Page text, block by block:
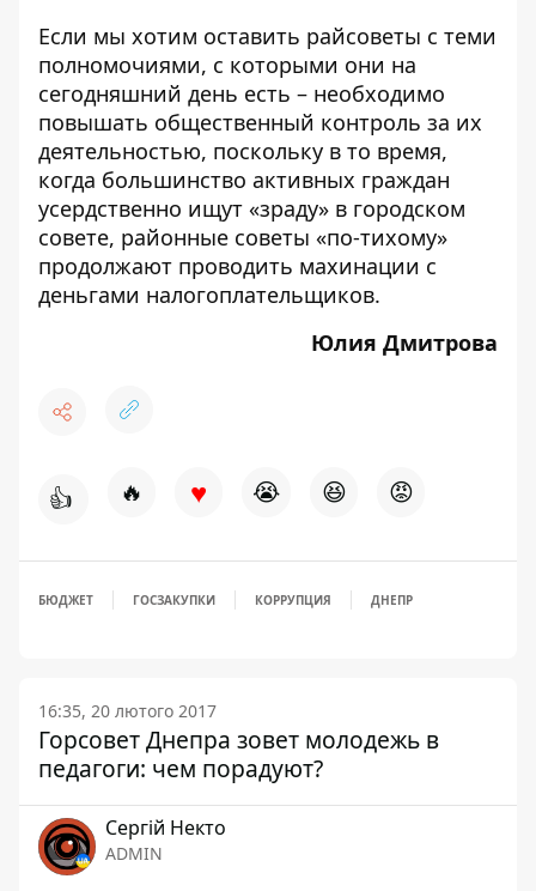
Если мы хотим оставить райсоветы с теми
полномочиями, с которыми они на
сегодняшний день есть – необходимо
повышать общественный контроль за их
деятельностью, поскольку в то время,
когда большинство активных граждан
усердственно ищут «зраду» в городском
совете, районные советы «по-тихому»
продолжают проводить махинации с
деньгами налогоплательщиков.
Юлия Дмитрова
👍 🔥 ♥ 😭 😆 😡
БЮДЖЕТ ГОСЗАКУПКИ КОРРУПЦИЯ ДНЕПР
16:35, 20 лютого 2017
Горсовет Днепра зовет молодежь в
педагоги: чем порадуют?
Сергій Некто
ADMIN